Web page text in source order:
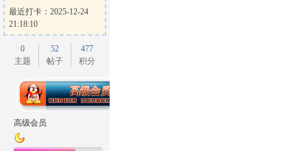
最近打卡：2025-12-24
21:18:10
0
主题
52
帖子
477
积分
高级会员